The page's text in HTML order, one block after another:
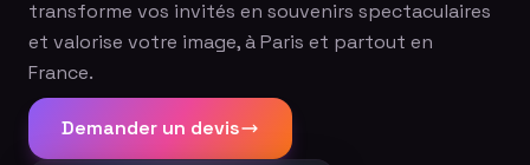
transforme vos invités en souvenirs spectaculaires
et valorise votre image, à Paris et partout en
France.
Demander un devis